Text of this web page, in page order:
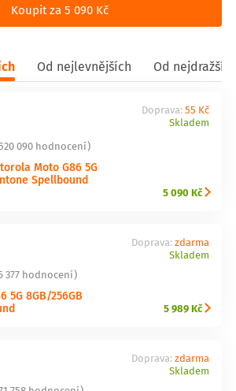
Koupit za 5 090 Kč
Od nejlevnějších Od
090 hodnocení)
Moto G86 5G
Spellbound
Doprava: 55 Kč
Skladem
5 090 Kč
377 hodnocení)
5G 8GB/256GB
Doprava: zdarma
Skladem
5 989 Kč
Doprava: zdarma
Skladem